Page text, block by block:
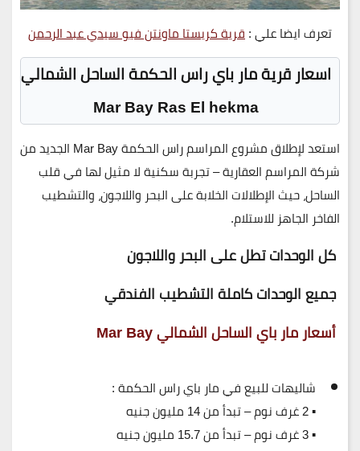
تعرف ايضا علي :قرية كريستا ماونتن فيو سيدي عبد الرحمن
اسعار قرية مار باي راس الحكمة الساحل الشمالي
Mar Bay Ras El hekma
استعد لإطلاق مشروع المراسم راس الحكمة Mar Bay الجديد من
شركة المراسم العقارية– تجربة سكنية لا مثيل لها في قلب
الساحل، حيث الإطلالات الخلابة على البحر واللاجون، والتشطيب
الفاخر الجاهز للاستلام.
كل الوحدات تطل على البحر واللاجون
جميع الوحدات كاملة التشطيب الفندقي
أسعار مار باي الساحل الشمالي Mar Bay
شاليهات للبيع في مار باي راس الحكمة:
▪️ 2 غرف نوم – تبدأ من
14 مليون جنيه
▪️ 3 غرف نوم – تبدأ من